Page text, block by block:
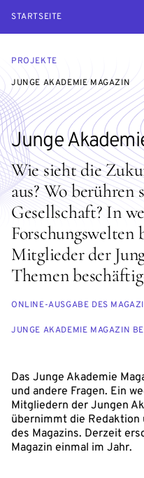
STARTSEITE
PROJEKTE
JUNGE AKADEMIE MAGAZIN
Junge
Wie sieht die
aus? Wo berühren
Gesellschaft? In
Forschungswelten
Mitglieder der
Themen
ONLINE-AUSGABE DES
JUNGE AKADEMIE MAGAZIN
Das Junge Akademie
und andere Fragen. Ein
Mitgliedern der Jungen
übernimmt die
des Magazins. Derzeit
Magazin einmal im Jahr.